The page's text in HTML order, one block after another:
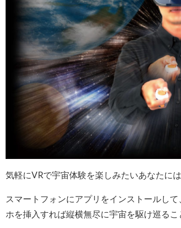
気軽にVRで宇宙体験を楽しみたいあなたに
スマートフォンにアプリをインストールし
ホを挿入すれば縦横無尽に宇宙を駆け巡るこ